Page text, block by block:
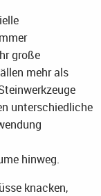
große
mehr als
unterschiedliche
hinweg.
knacken,